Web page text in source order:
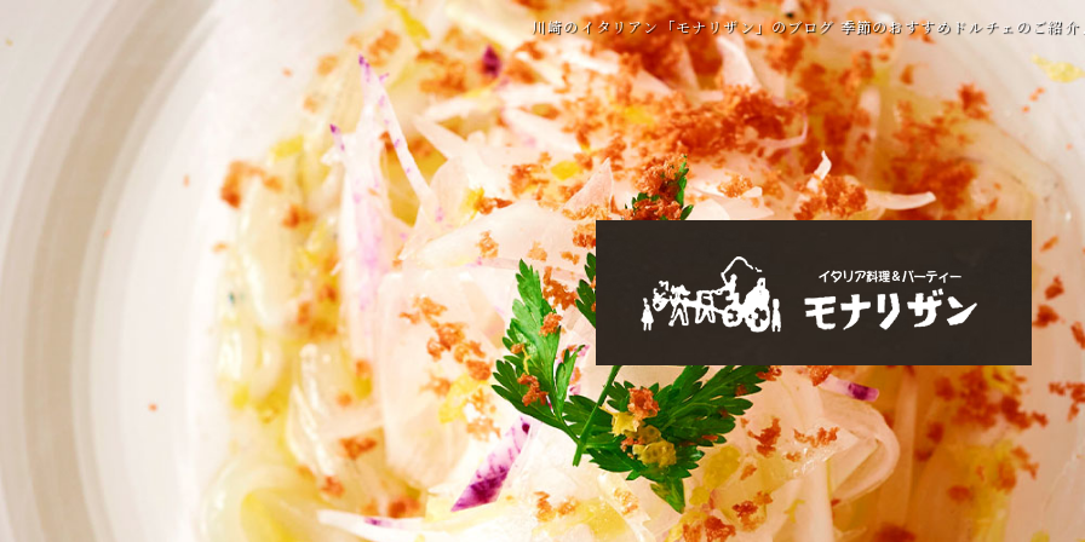
川崎のイタリアン「モナリザン」のブログ 季節のおすすめドルチェのご紹